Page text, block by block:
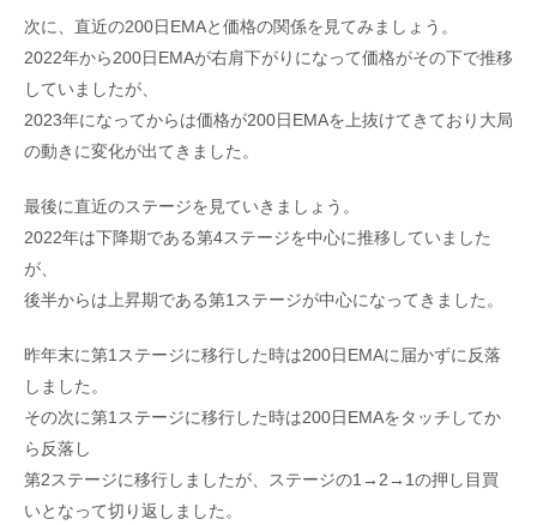
次に、直近の200日EMAと価格の関係を見てみましょう。
2022年から200日EMAが右肩下がりになって価格がその下で推移
していましたが、
2023年になってからは価格が200日EMAを上抜けてきており大局
の動きに変化が出てきました。
最後に直近のステージを見ていきましょう。
2022年は下降期である第4ステージを中心に推移していました
が、
後半からは上昇期である第1ステージが中心になってきました。
昨年末に第1ステージに移行した時は200日EMAに届かずに反落
しました。
その次に第1ステージに移行した時は200日EMAをタッチしてか
ら反落し
第2ステージに移行しましたが、ステージの1→2→1の押し目買
いとなって切り返しました。